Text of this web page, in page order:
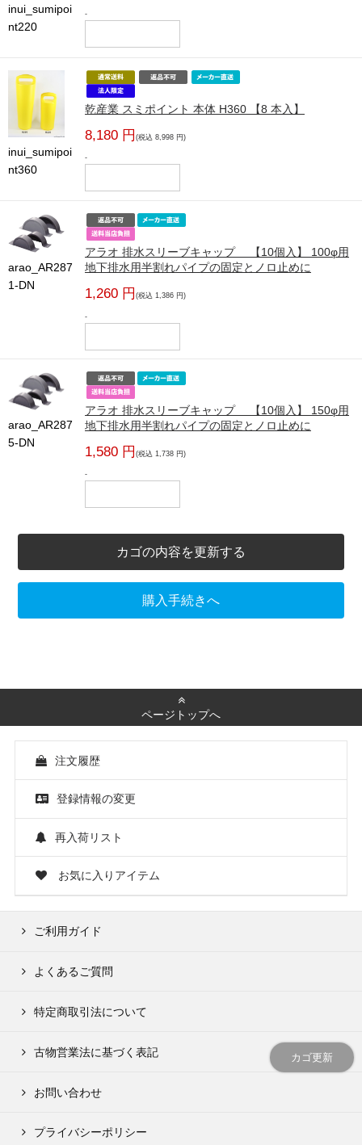
inui_sumipoi
nt220
-
inui_sumipoi
nt360
乾産業 スミポイント 本体 H360 【8 本入】
8,180 円 (税込 8,998 円)
-
arao_AR287
1-DN
アラオ 排水スリーブキャップ 【10個入】 100φ用
地下排水用半割れパイプの固定とノロ止めに
1,260 円 (税込 1,386 円)
-
arao_AR287
5-DN
アラオ 排水スリーブキャップ 【10個入】 150φ用
地下排水用半割れパイプの固定とノロ止めに
1,580 円 (税込 1,738 円)
-
カゴの内容を更新する
購入手続きへ
カゴ更新
ページトップへ
注文履歴
登録情報の変更
再入荷リスト
お気に入りアイテム
ご利用ガイド
よくあるご質問
特定商取引法について
古物営業法に基づく表記
お問い合わせ
プライバシーポリシー